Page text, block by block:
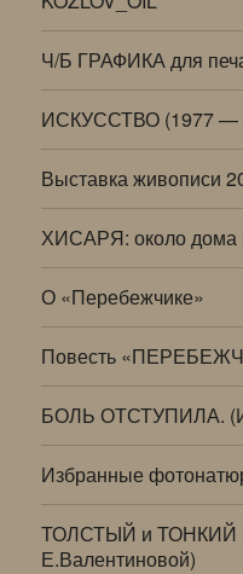
Ч/Б ГРАФИКА для
ИСКУССТВО (1977 —
Выставка живописи
ХИСАРЯ: около дома
О «Перебежчике»
Повесть
БОЛЬ ОТСТУПИЛА.
Избранные
ТОЛСТЫЙ и ТОНКИЙ
Е.Валентиновой)